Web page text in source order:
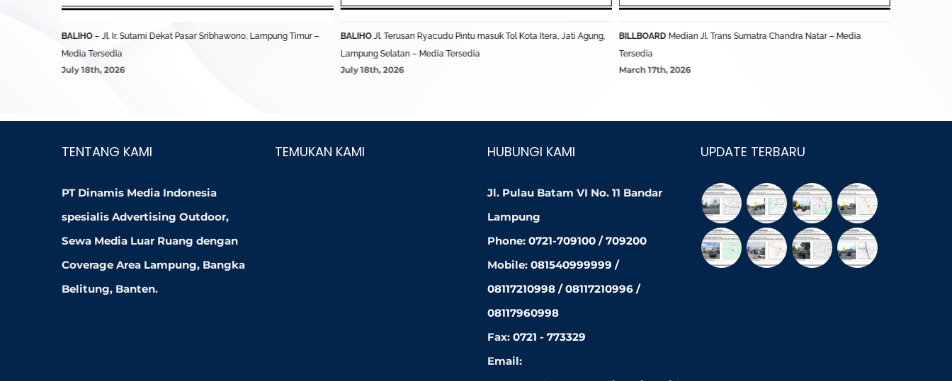
BALIHO– Jl. Ir. Sutami Dekat Pasar Sribhawono, Lampung Timur –
Media Tersedia
July 18th, 2026
BALIHOJl. Terusan Ryacudu Pintu masuk Tol Kota Itera, Jati Agung,
Lampung Selatan – Media Tersedia
July 18th, 2026
BILLBOARDMedian Jl. Trans Sumatra Chandra Natar – Media
Tersedia
March 17th, 2026
TENTANG KAMI
PT Dinamis Media Indonesia
spesialis Advertising Outdoor,
Sewa Media Luar Ruang dengan
Coverage Area Lampung, Bangka
Belitung, Banten.
TEMUKAN KAMI HUBUNGI KAMI
Jl. Pulau Batam VI No. 11 Bandar
Lampung
Phone: 0721-709100 / 709200
Mobile: 081540999999 /
08117210998 / 08117210996 /
08117960998
Fax: 0721 - 773329
Email:
UPDATE TERBARU